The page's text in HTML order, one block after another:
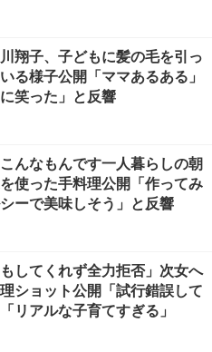
翔子、子どもに髪の毛を引っ
る様子公開「ママあるある」
笑った」と反響
んなもんです一人暮らしの朝
使った手料理公開「作ってみ
ーで美味しそう」と反響
してくれず全力拒否」次女へ
ショット公開「試行錯誤して
リアルな子育てすぎる」